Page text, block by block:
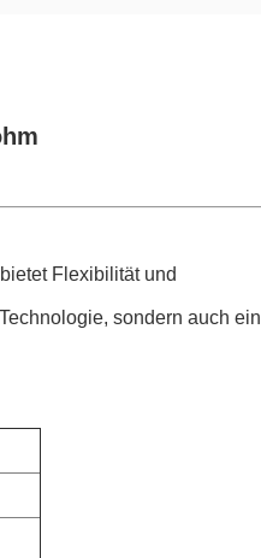
Flexibilität und
sondern auch ein